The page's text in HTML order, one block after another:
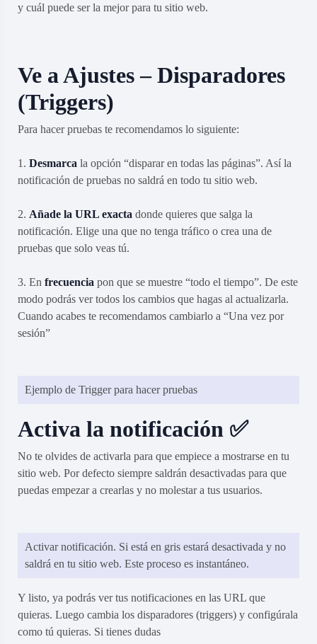
y cuál puede ser la mejor para tu sitio web.
Ve a Ajustes – Disparadores
(Triggers)
Para hacer pruebas te recomendamos lo siguiente:
1. Desmarca la opción “disparar en todas las páginas”. Así la
notificación de pruebas no saldrá en todo tu sitio web.
2. Añade la URL exacta donde quieres que salga la
notificación. Elige una que no tenga tráfico o crea una de
pruebas que solo veas tú.
3. En frecuencia pon que se muestre “todo el tiempo”. De este
modo podrás ver todos los cambios que hagas al actualizarla.
Cuando acabes te recomendamos cambiarlo a “Una vez por
sesión”
Ejemplo de Trigger para hacer pruebas
Activa la notificación ✅
No te olvides de activarla para que empiece a mostrarse en tu
sitio web. Por defecto siempre saldrán desactivadas para que
puedas empezar a crearlas y no molestar a tus usuarios.
Activar notificación. Si está en gris estará desactivada y no
saldrá en tu sitio web. Este proceso es instantáneo.
Y listo, ya podrás ver tus notificaciones en las URL que
quieras. Luego cambia los disparadores (triggers) y configúrala
como tú quieras. Si tienes dudas